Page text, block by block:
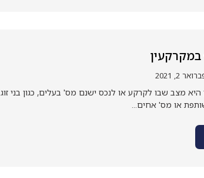
במקרקעין
2, 2021
מצב שבו לקרקע או לנכס ישנם מס' בעלים, כגון בני זוג
או מס' אחים...